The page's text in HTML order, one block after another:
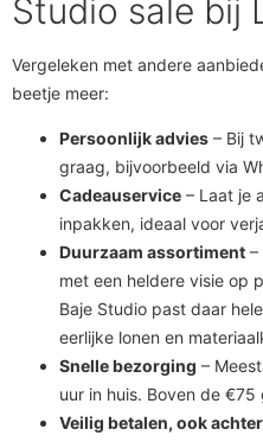
Studio sale bij
Vergeleken met andere
beetje meer:
Persoonlijk advies – Bij
graag, bijvoorbeeld via
Cadeauservice – Laat je
inpakken, ideaal voor
Duurzaam assortiment –
met een heldere visie op
Baje Studio past daar
eerlijke lonen en
Snelle bezorging –
uur in huis. Boven de
Veilig betalen, ook